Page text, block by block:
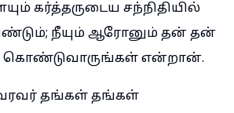
கர்த்தருடைய சந்நிதியில்
நீயும் ஆரோனும் தன் தன்
கொண்டுவாருங்கள் என்றான்.
தங்கள் தங்கள்